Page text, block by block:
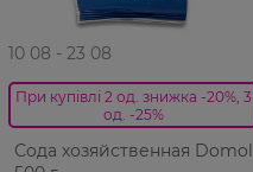
10 08 - 23 08
При купівлі 2 од. знижка -20%, 3
од. -25%
Сода хозяйственная Domol